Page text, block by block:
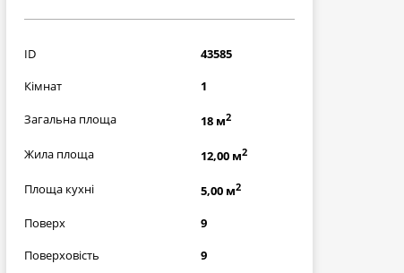
203000грн
ID
43585
Кімнат
1
Загальна площа 18 м2
Жила площа 12,00 м2
Площа кухні 5,00 м2
Поверх
9
Поверховість
9